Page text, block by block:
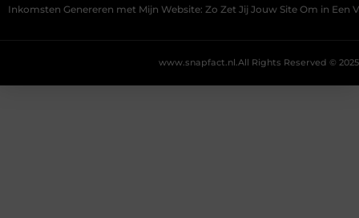
Inkomsten Genereren met Mijn Website: Zo Zet Jij Jouw Site Om in Een
All Rights Reserved © 2025
www.snapfact.nl.